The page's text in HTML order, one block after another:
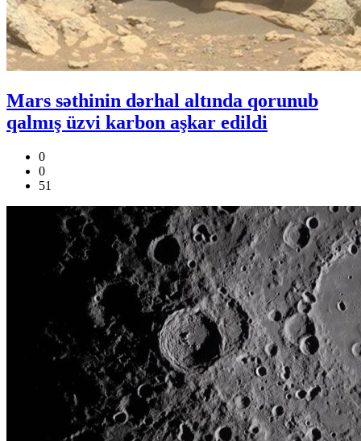
Mars səthinin dərhal altında qorunub
qalmış üzvi karbon aşkar edildi
0
0
51